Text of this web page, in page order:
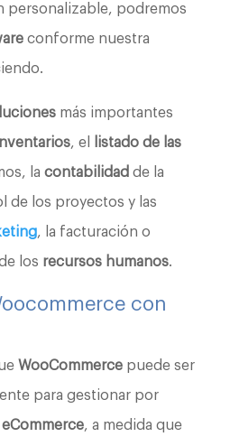
personalizable, podremos
conforme nuestra
más importantes
, el listado de las
la contabilidad de la
de los proyectos y las
, la facturación o
los recursos humanos.
con
WooCommercepuede ser
para gestionar por
eCommerce, a medida que